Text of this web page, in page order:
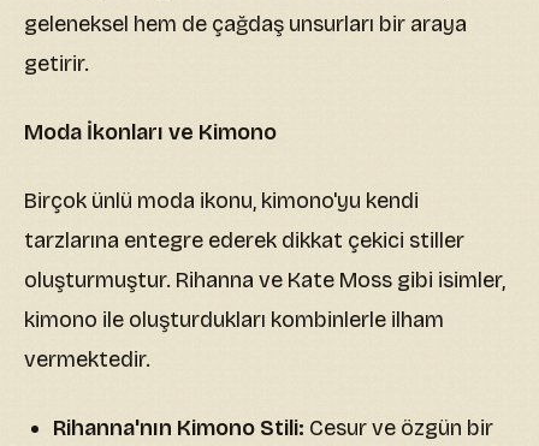
geleneksel hem de çağdaş unsurları bir araya
getirir.
Moda İkonları ve Kimono
Birçok ünlü moda ikonu, kimono'yu kendi
tarzlarına entegre ederek dikkat çekici stiller
oluşturmuştur. Rihanna ve Kate Moss gibi isimler,
kimono ile oluşturdukları kombinlerle ilham
vermektedir.
Rihanna'nın Kimono Stili: Cesur ve özgün bir